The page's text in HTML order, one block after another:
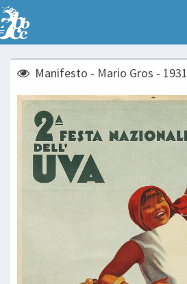
Manifesto - Mario Gros - 1931